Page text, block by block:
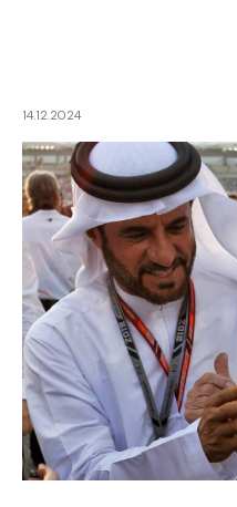
14.12.2024